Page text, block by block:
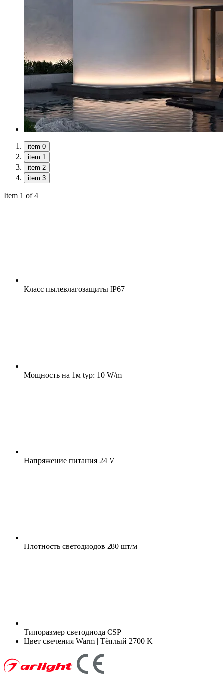
item 0
item 1
item 2
item 3
Item 1 of 4
Класс пылевлагозащиты IP67
Мощность на 1м typ: 10 W/m
Напряжение питания 24 V
Плотность светодиодов 280 шт/м
Типоразмер светодиода CSP
Цвет свечения Warm | Тёплый 2700 K